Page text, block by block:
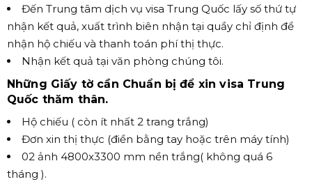
Đến Trung tâm dịch vụ visa Trung Quốc lấy số thứ tự
nhận kết quả, xuất trình biên nhận tại quầy chỉ định để
nhận hộ chiếu và thanh toán phí thị thực.
Nhận kết quả tại văn phòng chúng tôi.
Những Giấy tờ cần Chuẩn bị để xin visa Trung
Quốc thăm thân.
Hộ chiếu ( còn ít nhất 2 trang trắng)
Đơn xin thị thực (điền bằng tay hoặc trên máy tính)
02 ảnh 4800x3300 mm nền trắng( không quá 6
tháng ).